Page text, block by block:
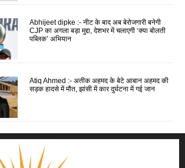
Abhijeet dipke :- नीट के बाद अब बेरोजगारी बनेगी
CJP का अगला बड़ा मुद्दा, देशभर में चलाएगी ‘क्या बोलती
पब्लिक’ अभियान
Atiq Ahmed :- अतीक अहमद के बेटे आबान अहमद की
सड़क हादसे में मौत, झांसी में कार दुर्घटना में गई जान